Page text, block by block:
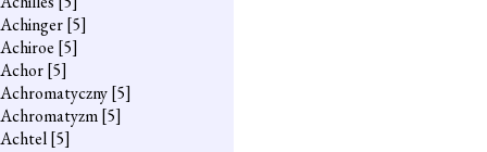
Achinger[5]
Achiroe [5]
Achor[5]
Achromatyczny[5]
Achromatyzm[5]
Achtel[5]